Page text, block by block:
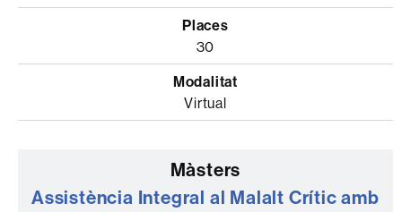
30
Virtual
Assistència Integral al Malalt Crític amb